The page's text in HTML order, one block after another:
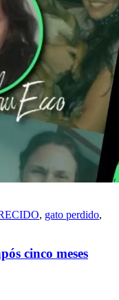
, gato perdido,
cinco meses